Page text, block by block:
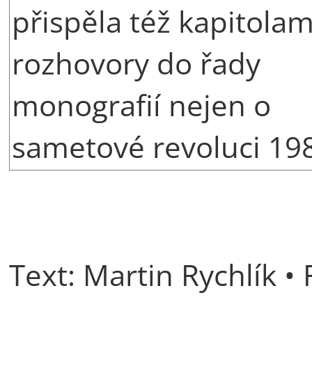
přispěla též
rozhovory do řady
monografií nejen o
sametové revoluci
Text: Martin Rychlík •